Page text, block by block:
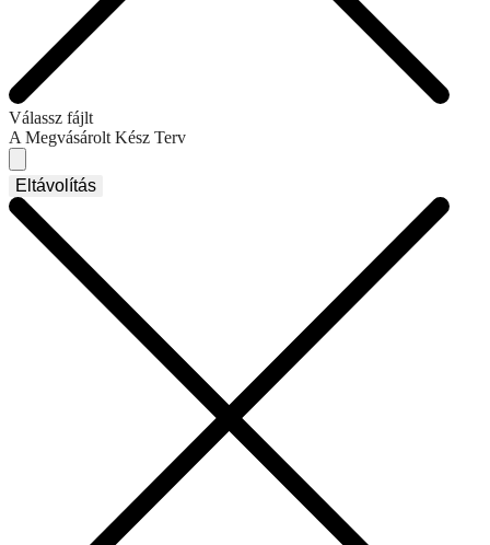
Válassz fájlt
A Megvásárolt Kész Terv
Eltávolítás